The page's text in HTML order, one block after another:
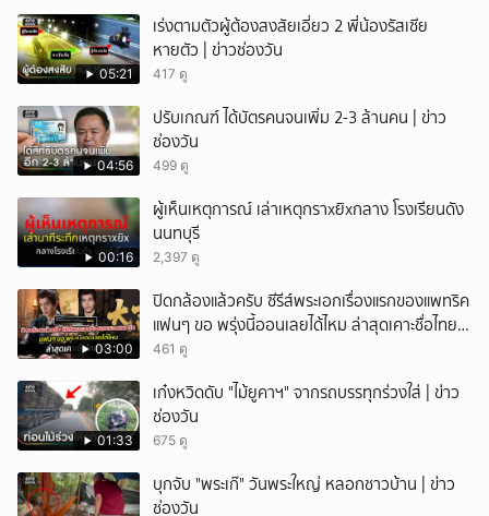
05:21
เร่งตามตัวผู้ต้องสงสัยเอี่ยว 2 พี่น้องรัสเซีย
หายตัว | ข่าวช่องวัน
417 ดู
04:56
ปรับเกณฑ์ ได้บัตรคนจนเพิ่ม 2-3 ล้านคน | ข่าว
ช่องวัน
499 ดู
00:16
ผู้เห็นเหตุการณ์ เล่าเหตุกราxยิxกลาง โรงเรียนดัง
นนทบุรี
2,397 ดู
03:00
ปิดกล้องแล้วครับ ซีรีส์พระเอกเรื่องแรกของแพทริค
แฟนๆ ขอ พรุ่งนี้ออนเลยได้ไหม ล่าสุดเคาะชื่อไทย
แล้ว
461 ดู
01:33
เก๋งหวิดดับ "ไม้ยูคาฯ" จากรถบรรทุกร่วงใส่ | ข่าว
ช่องวัน
675 ดู
บุกจับ "พระเก๊" วันพระใหญ่ หลอกชาวบ้าน | ข่าว
ช่องวัน